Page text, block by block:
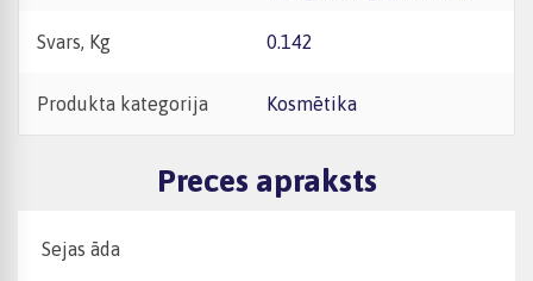
Svars, Kg 0.142
Produkta kategorija Kosmētika
Preces apraksts
Sejas āda